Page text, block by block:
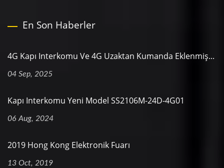
En Son Haberler
4G Kapı Interkomu Ve 4G Uzaktan Kumanda Eklenmiş...
04 Sep, 2025
Kapı Interkomu Yeni Model SS2106M-24D-4G01
06 Aug, 2024
2019 Hong Kong Elektronik Fuarı
13 Oct, 2019